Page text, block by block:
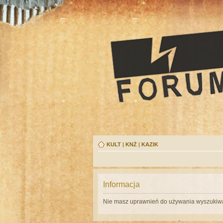
KULT | KNŻ | KAZIK
Informacja
Nie masz uprawnień do używania